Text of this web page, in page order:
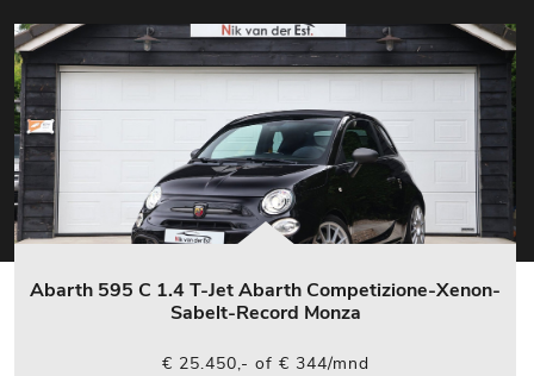
Abarth 595 C 1.4 T-Jet Abarth Competizione-Xenon-
Sabelt-Record Monza
€ 25.450,- of € 344/mnd